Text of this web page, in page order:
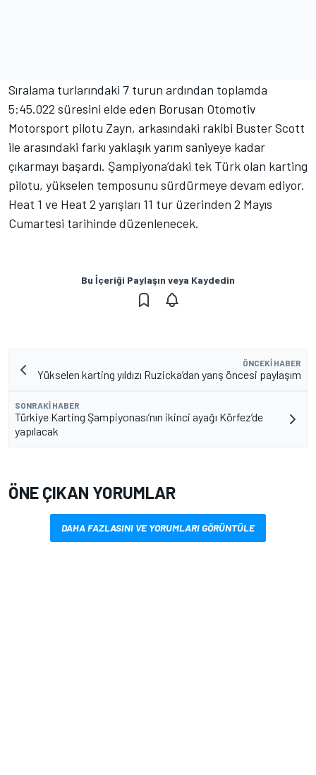
Sıralama turlarındaki 7 turun ardından toplamda
5:45.022 süresini elde eden Borusan Otomotiv
Motorsport pilotu Zayn, arkasındaki rakibi Buster Scott
ile arasındaki farkı yaklaşık yarım saniyeye kadar
çıkarmayı başardı. Şampiyona’daki tek Türk olan karting
pilotu, yükselen temposunu sürdürmeye devam ediyor.
Heat 1 ve Heat 2 yarışları 11 tur üzerinden 2 Mayıs
Cumartesi tarihinde düzenlenecek.
Bu İçeriği Paylaşın veya Kaydedin
ÖNCEKI HABER
Yükselen karting yıldızı Ruzicka’dan yarış öncesi paylaşım
SONRAKI HABER
Türkiye Karting Şampiyonası’nın ikinci ayağı Körfez’de
yapılacak
ÖNE ÇIKAN YORUMLAR
DAHA FAZLASINI VE YORUMLARI GÖRÜNTÜLE